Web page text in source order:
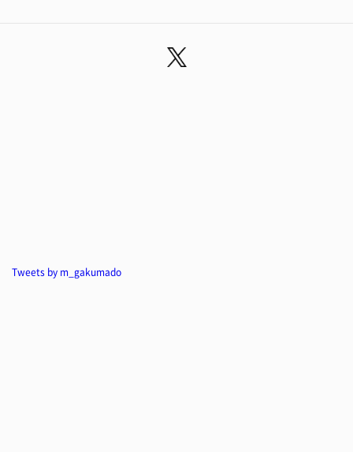
Tweets by m_gakumado